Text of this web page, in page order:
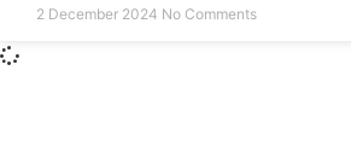
2 December 2024 No Comments